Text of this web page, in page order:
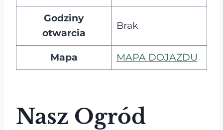
Godziny
otwarcia
Brak
Mapa MAPA DOJAZDU
Nasz Ogród